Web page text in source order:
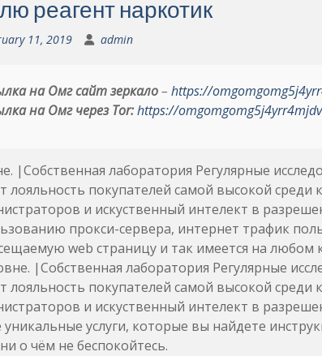
реагент наркотик
11, 2019 admin
на Омг сайт зеркало– https://
на Омг через Tor: https://
|Собственная лаборатория Регулярные
лояльность покупателей самой высокой
и искуственный интелект в
прокси-сервера, интернет трафик
web страницу и так имеется на
|Собственная лаборатория Регулярные
лояльность покупателей самой высокой
и искуственный интелект в
уникальные услуги, которые вы найдете
о чём не беспокойтесь.